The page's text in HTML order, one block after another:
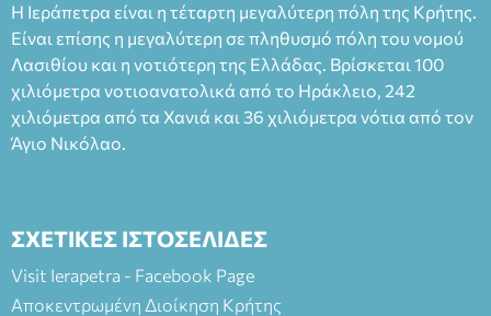
Η Ιεράπετρα είναι η τέταρτη μεγαλύτερη πόλη της Κρήτης.
Είναι επίσης η μεγαλύτερη σε πληθυσμό πόλη του νομού
Λασιθίου και η νοτιότερη της Ελλάδας. Βρίσκεται 100
χιλιόμετρα νοτιοανατολικά από το Ηράκλειο, 242
χιλιόμετρα από τα Χανιά και 36 χιλιόμετρα νότια από τον
Άγιο Νικόλαο.
ΣΧΕΤΙΚΕΣ ΙΣΤΟΣΕΛΙΔΕΣ
Visit Ierapetra - Facebook Page
Αποκεντρωμένη Διοίκηση Κρήτης